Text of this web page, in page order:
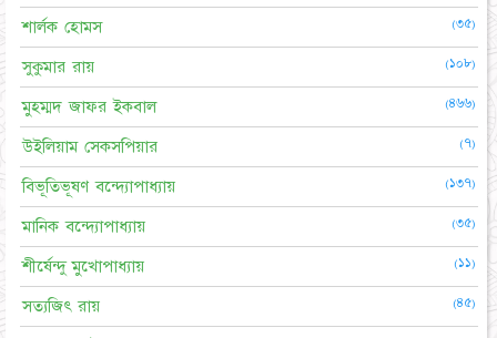
শার্লক হোমস (৩৫)
সুকুমার রায় (১০৮)
মুহম্মদ জাফর ইকবাল (৪৬৬)
উইলিয়াম সেকসপিয়ার (৭)
বিভূতিভূষণ বন্দ্যোপাধ্যায় (১৩৭)
মানিক বন্দ্যোপাধ্যায় (৩৫)
শীর্ষেন্দু মুখোপাধ্যায় (১১)
সত্যজিৎ রায় (৪৫)